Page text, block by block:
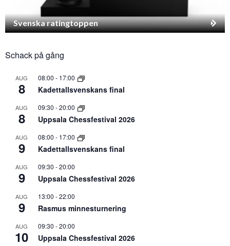
Svenska ratingtoppen
Schack på gång
AUG
8
08:00 - 17:00
Kadettallsvenskans final
AUG
8
09:30 -20:00
Uppsala Chessfestival 2026
AUG
9
08:00 - 17:00
Kadettallsvenskans final
AUG
9
09:30 -20:00
Uppsala Chessfestival 2026
AUG
9
13:00 -22:00
Rasmus minnesturnering
AUG
10
09:30 -20:00
Uppsala Chessfestival 2026